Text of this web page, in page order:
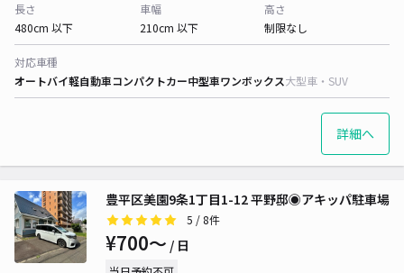
長さ
480cm 以下
車幅
210cm 以下
高さ
制限なし
対応車種
オートバイ軽自動車コンパクトカー中型車ワンボックス大型車・SUV
詳細へ
豊平区美園9条1丁目1-12 平野邸◉アキッパ駐車場
5 / 8件
¥700〜 / 日